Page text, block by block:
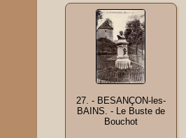
27. - BESANÇON-les-
BAINS. - Le Buste de
Bouchot